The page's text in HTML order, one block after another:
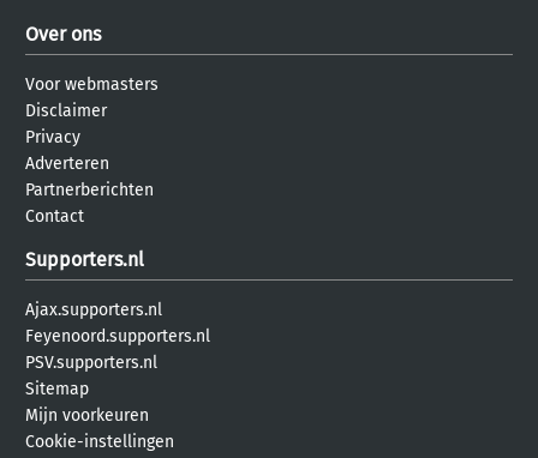
Over ons
Voor webmasters
Disclaimer
Privacy
Adverteren
Partnerberichten
Contact
Supporters.nl
Ajax.supporters.nl
Feyenoord.supporters.nl
PSV.supporters.nl
Sitemap
Mijn voorkeuren
Cookie-instellingen